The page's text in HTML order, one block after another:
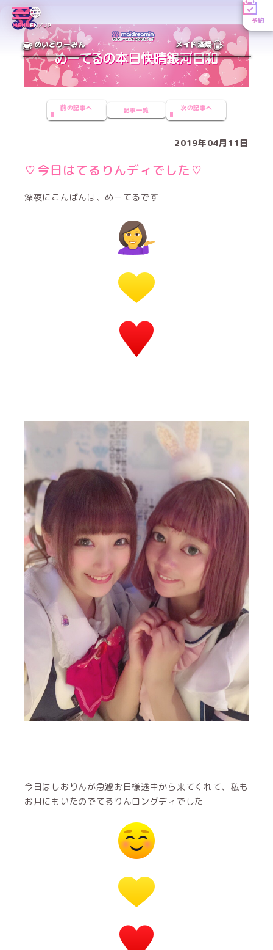
MENUEN／JP
予約
めいどりーみん メイド酒場
前の記事へ 記事一覧 次の記事へ
2019年04月11日
♡今日はてるりんディでした♡
深夜にこんばんは、めーてるです
今日はしおりんが急遽お日様途中から来てくれて、私も
お月にもいたのでてるりんロングディでした